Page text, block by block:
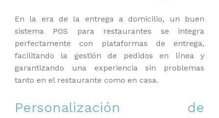
En la era de la entrega a domicilio, un buen
sistema POS para restaurantes se integra
perfectamente con plataformas de entrega,
facilitando la gestión de pedidos en línea y
garantizando una experiencia sin problemas
tanto en el restaurante como en casa.
Personalización de